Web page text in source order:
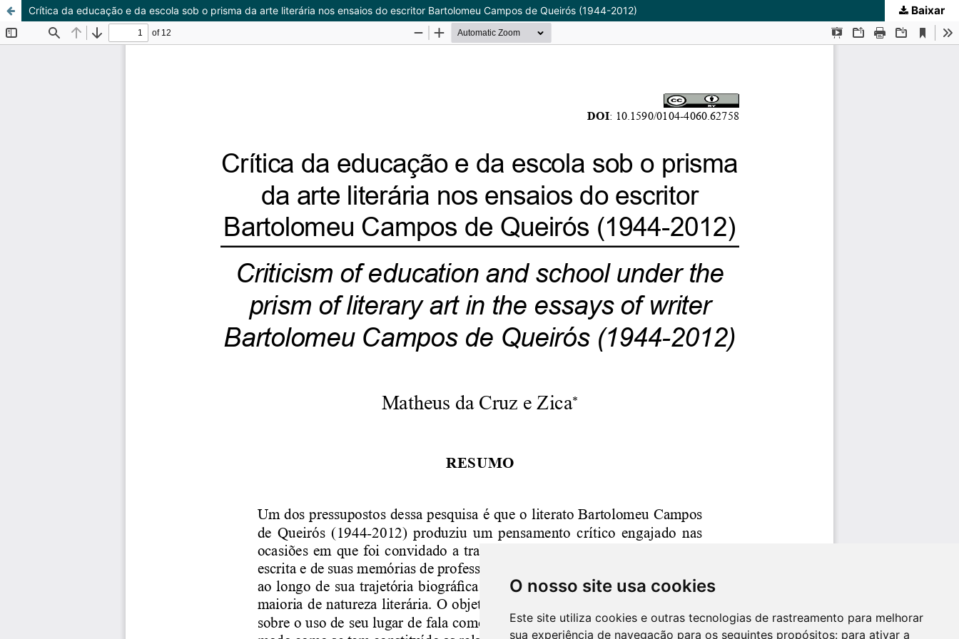
O nosso site usa cookies
Este site utiliza cookies e outras tecnologias de rastreamento para melhorar
sua experiência de navegação para os seguintes propósitos: para ativar a
Crítica da educação e da escola sob o prisma da arte literária nos ensaios do escritor Bartolomeu Campos de Queirós (1944-2012) Baixar